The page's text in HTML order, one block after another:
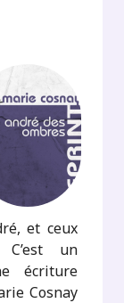
et ceux
C’est un
écriture
Cosnay